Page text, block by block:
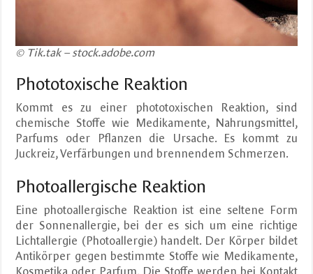
© Tik.tak – stock.adobe.com
Phototoxische Reaktion
Kommt es zu einer phototoxischen Reaktion, sind
chemische Stoffe wie Medikamente, Nahrungsmittel,
Parfums oder Pflanzen die Ursache. Es kommt zu
Juckreiz, Verfärbungen und brennendem Schmerzen.
Photoallergische Reaktion
Eine photoallergische Reaktion ist eine seltene Form
der Sonnenallergie, bei der es sich um eine richtige
Lichtallergie (Photoallergie) handelt. Der Körper bildet
Antikörper gegen bestimmte Stoffe wie Medikamente,
Kosmetika oder Parfum. Die Stoffe werden bei Kontakt